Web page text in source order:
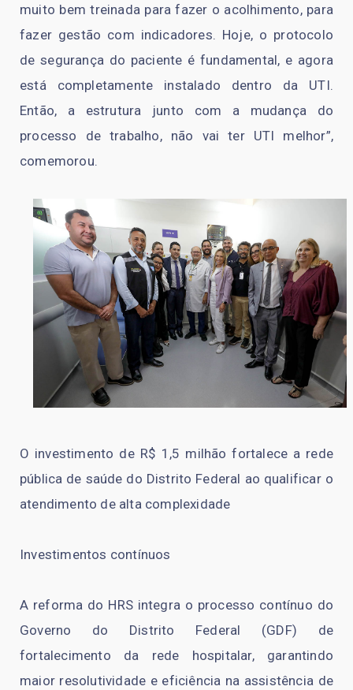
muito bem treinada para fazer o acolhimento, para
fazer gestão com indicadores. Hoje, o protocolo
de segurança do paciente é fundamental, e agora
está completamente instalado dentro da UTI.
Então, a estrutura junto com a mudança do
processo de trabalho, não vai ter UTI melhor”,
comemorou.
O investimento de R$ 1,5 milhão fortalece a rede
pública de saúde do Distrito Federal ao qualificar o
atendimento de alta complexidade
Investimentos contínuos
A reforma do HRS integra o processo contínuo do
Governo do Distrito Federal (GDF) de
fortalecimento da rede hospitalar, garantindo
maior resolutividade e eficiência na assistência de